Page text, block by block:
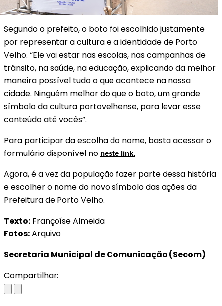
Segundo o prefeito, o boto foi escolhido justamente
por representar a cultura e a identidade de Porto
Velho. “Ele vai estar nas escolas, nas campanhas de
trânsito, na saúde, na educação, explicando da melhor
maneira possível tudo o que acontece na nossa
cidade. Ninguém melhor do que o boto, um grande
símbolo da cultura portovelhense, para levar esse
conteúdo até vocês”.
Para participar da escolha do nome, basta acessar o
formulário disponível no neste link.
Agora, é a vez da população fazer parte dessa história
e escolher o nome do novo símbolo das ações da
Prefeitura de Porto Velho.
Texto: Françoíse Almeida
Fotos:Arquivo
Secretaria Municipal de Comunicação (Secom)
Compartilhar: